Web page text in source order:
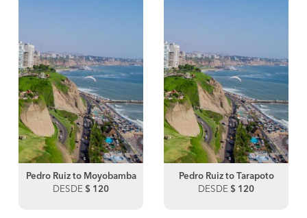
Pedro Ruiz to Moyobamba
DESDE $ 120
Pedro Ruiz to Tarapoto
DESDE $ 120